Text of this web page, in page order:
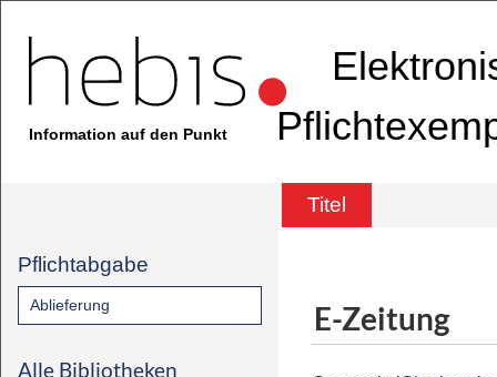
Information auf den Punkt
Titel
Pflichtabgabe
Ablieferung
Alle Bibliotheken
E-Zeitung